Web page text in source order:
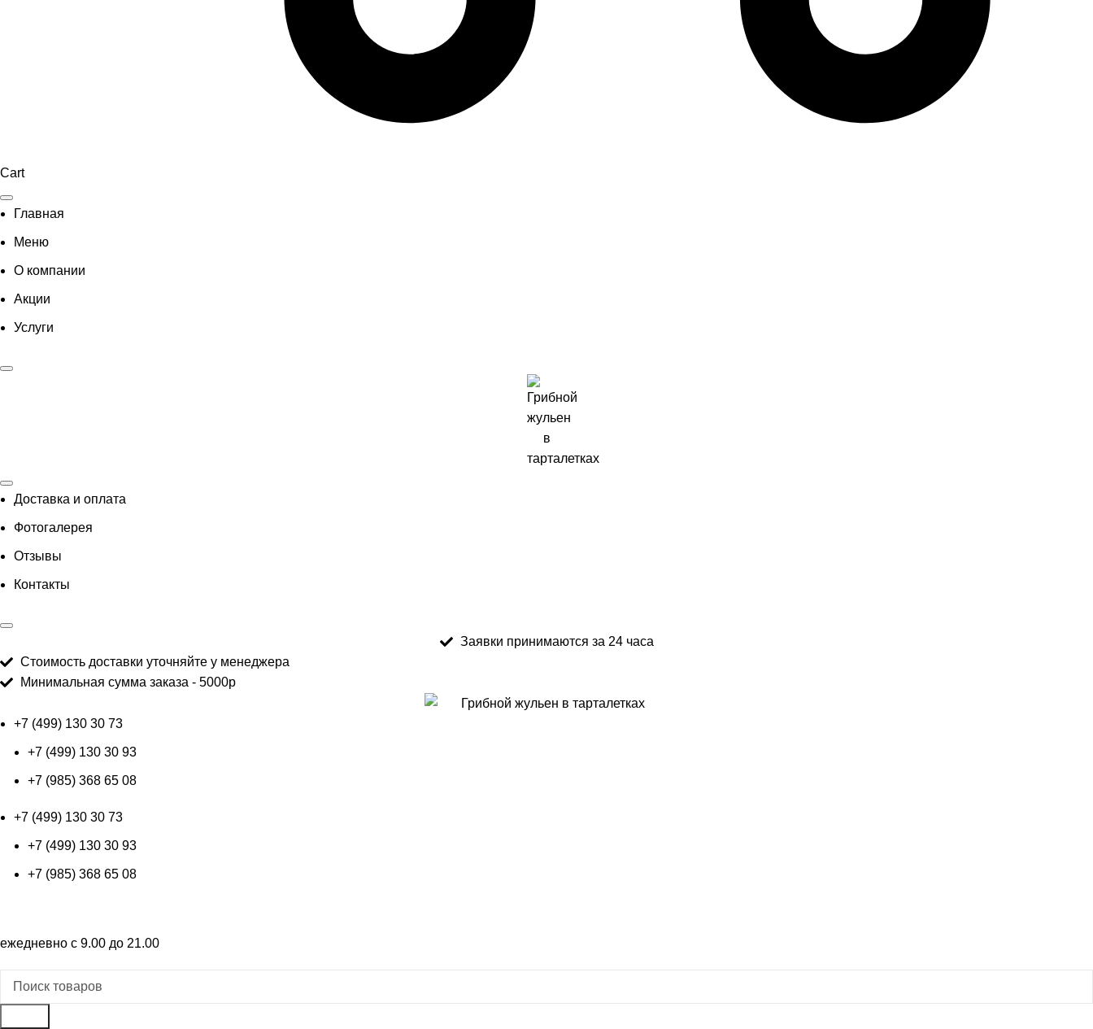
Cart
Главная
Меню
О компании
Акции
Услуги
Доставка и оплата
Фотогалерея
Отзывы
Контакты
Заявки принимаются за 24 часа
Стоимость доставки уточняйте у менеджера
Минимальная сумма заказа - 5000р
+7 (499) 130 30 73
+7 (499) 130 30 93
+7 (985) 368 65 08
+7 (499) 130 30 73
+7 (499) 130 30 93
+7 (985) 368 65 08
ежедневно с 9.00 до 21.00